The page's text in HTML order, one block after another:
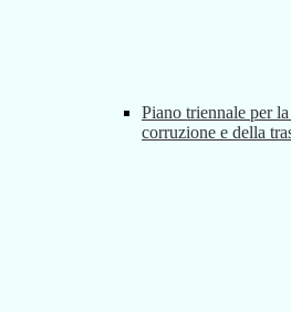
Piano triennale per
corruzione e della